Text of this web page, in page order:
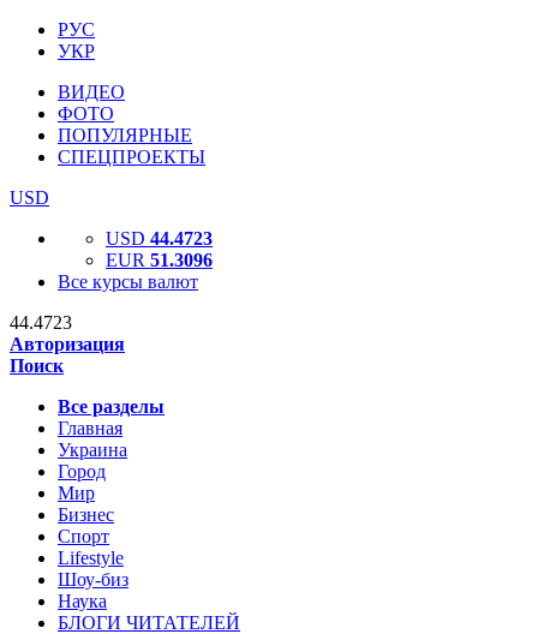
РУС
УКР
ВИДЕО
ФОТО
ПОПУЛЯРНЫЕ
СПЕЦПРОЕКТЫ
USD
USD 44.4723
EUR 51.3096
Все курсы валют
44.4723
Авторизация
Поиск
Все разделы
Главная
Украина
Город
Мир
Бизнес
Спорт
Lifestyle
Шоу-биз
Наука
БЛОГИ ЧИТАТЕЛЕЙ